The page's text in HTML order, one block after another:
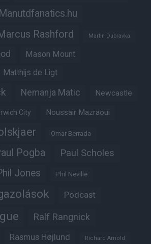
Manutdfanatics.hu
Rashford Martin Dubravka
Mason Mount
Matthijs de Ligt
Nemanja Matic Newcastle
City Noussair Mazraoui
Omar Berrada
Pogba Paul Scholes
Jones Phil Neville
Podcast
Ralf Rangnick
Rasmus Højlund Richard Arnold